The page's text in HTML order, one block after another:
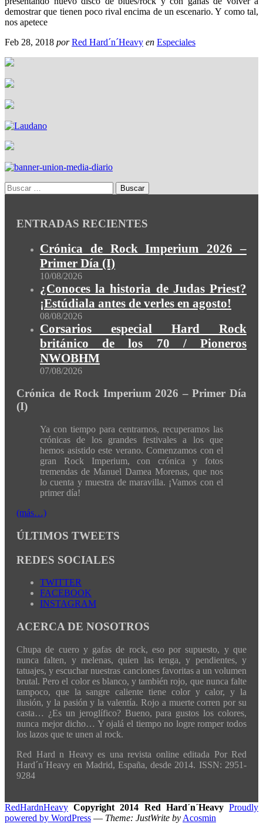
demostrar que tienen poco rival encima de un escenario. Y como tal,
nos apetece
Feb 28, 2018 por Red Hard´n´Heavy en Especiales
ENTRADAS RECIENTES
Crónica de Rock Imperium 2026 –
Primer Día (I)
10/08/2026
¿Conoces la historia de Judas Priest?
¡Estúdiala antes de verles en agosto!
08/08/2026
Corsarios especial Hard Rock
británico de los 70 / Pioneros
NWOBHM
07/08/2026
Crónica de Rock Imperium 2026 – Primer Día
(I)
Ya con tiempo para centrarnos, recuperamos las
crónicas de los grandes festivales a los que
hemos asistido este verano. Comenzamos con el
gran Rock Imperium, con crónica y fotos
tremendas de Manuel Damea Morenas, que nos
lo cuenta y muestra de maravilla. ¡Vamos con el
primer día!
(más…)
ÚLTIMOS TWEETS
REDES SOCIALES
TWITTER
FACEBOOK
INSTAGRAM
ACERCA DE NOSOTROS
Chupa de cuero y gafas de rock, eso por supuesto, y que
nunca falten, y melenas, quien las tenga, y pendientes, y
tatuajes, y escuchar nuestras canciones favoritas a un volumen
brutal. Pero el color es blanco, y también rojo, que nunca falte
tampoco, que la sangre caliente tiene color y calor, y la
ilusión, y la pasión y la valentía. Rojo a muerte corren por su
casta… ¿Es un jeroglífico? Bueno, para gustos los colores,
nunca mejor dicho… Y ojalá el tiempo no logre romper todos
los lazos que te unen al rock.
Red Hard n Heavy es una revista online editada Por Red
Hard´n´Heavy en Madrid, España, desde 2014. ISSN: 2951-
9284
RedHardnHeavy Copyright 2014 Red Hard´n´Heavy Proudly
powered by WordPress — Theme: JustWrite by Acosmin